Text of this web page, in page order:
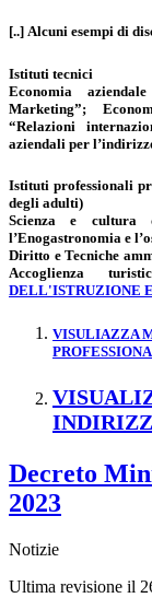
[..] Alcuni esempi di
Istituti tecnici
Economia
Marketing”;
“Relazioni
aziendali per
Istituti professionali
degli adulti)
Scienza e cultura
l’Enogastronomia e
Diritto e Tecniche
Accoglienza
DELL'ISTRUZIONE
VISULIAZZA
Decreto
2023
Notizie
Ultima revisione il